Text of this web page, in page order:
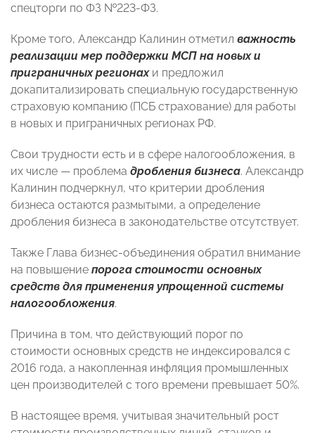
спецторги по ФЗ №223-ФЗ.
Кроме того, Александр Калинин отметил важность
реализации мер поддержки МСП на новых и
приграничных регионахи предложил
докапитализировать специальную государственную
страховую компанию (ПСБ страхование) для работы
в новых и приграничных регионах РФ.
Свои трудности есть и в сфере налогообложения, в
их числе — проблема дробления бизнеса. Александр
Калинин подчеркнул, что критерии дробления
бизнеса остаются размытыми, а определение
дробления бизнеса в законодательстве отсутствует.
Также Глава бизнес-объединения обратил внимание
на повышение порога стоимости основных
средств для применения упрощенной системы
налогообложения.
Причина в том, что действующий порог по
стоимости основных средств не индексировался с
2016 года, а накопленная инфляция промышленных
цен производителей с того времени превышает 50%.
В настоящее время, учитывая значительный рост